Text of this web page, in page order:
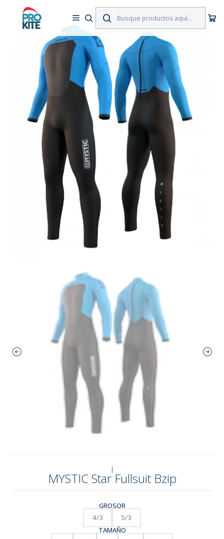
|
MYSTIC Star Fullsuit Bzip
GROSOR
4/3
5/3
TAMAÑO